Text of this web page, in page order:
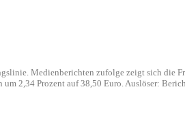
Medienberichten zufolge zeigt sich die
2,34 Prozent auf 38,50 Euro. Auslöser: